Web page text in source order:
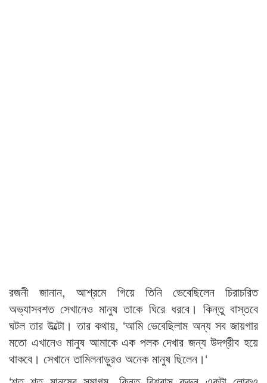
রজনী জানান, আশ্রমে গিয়ে তিনি ভেবেছিলেন চিরাচরিত
অভ্যাসবশত সেখানেও মানুষ তাকে ঘিরে ধরবে। কিন্তু বাস্তবে
ঘটল তার উল্টো। তার কথায়, ‘আমি ভেবেছিলাম অন্য সব জায়গার
মতো এখানেও মানুষ আমাকে এক পলক দেখার জন্য উদগ্রীব হয়ে
থাকবে। সেখানে তামিলনাড়ুরও অনেক মানুষ ছিলেন।‘